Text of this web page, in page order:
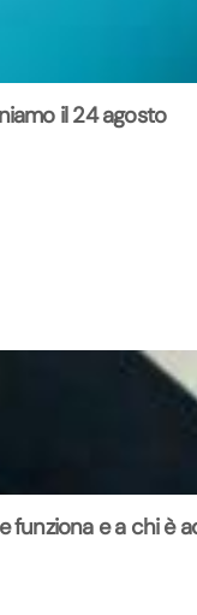
il 24 agosto
funziona e a chi è